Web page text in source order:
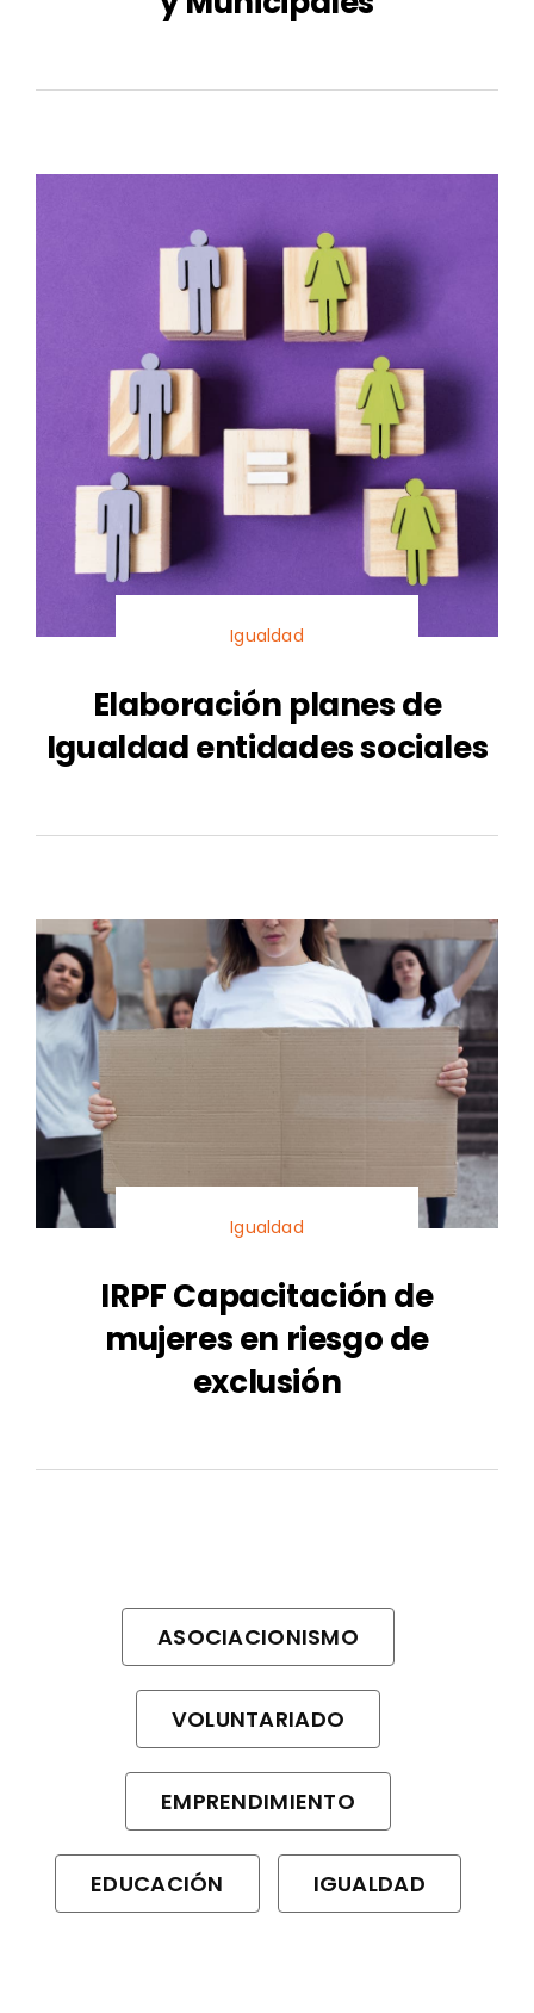
Igualdad
Elaboración planes de
Igualdad entidades sociales
Igualdad
IRPF Capacitación de
mujeres en riesgo de
exclusión
ASOCIACIONISMO
VOLUNTARIADO
EMPRENDIMIENTO
EDUCACIÓN IGUALDAD